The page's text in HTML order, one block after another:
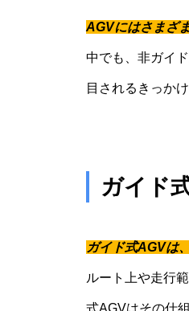
AGVにはさまざ
中でも、非ガイ
目されるきっか
ガイド
ガイド式AGVは
ルート上や走行
式AGVはその仕